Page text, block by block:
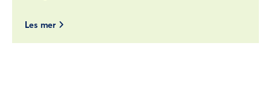
Les mer